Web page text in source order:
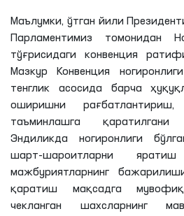
Маълумки, ўтган йили
Парламентимиз томонидан
тўғрисидаги конвенция
Мазкур Конвенция
тенглик асосида барча
оширишни
таъминлашга
Эндиликда ногиронлиги
шарт-шароитларни яратиш
мажбуриятларнинг
қаратиш мақсадга
чекланган шахсларнинг